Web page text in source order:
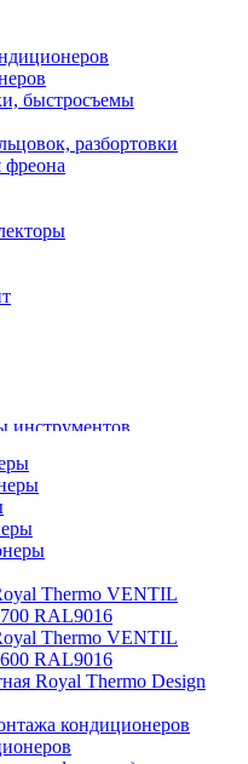
быстросъемы
разбортовки
фреона
инструментов
Thermo VENTIL
RAL9016
Thermo VENTIL
RAL9016
Royal Thermo Design
кондиционеров